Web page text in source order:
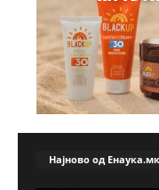
Најново од Енаука.мк